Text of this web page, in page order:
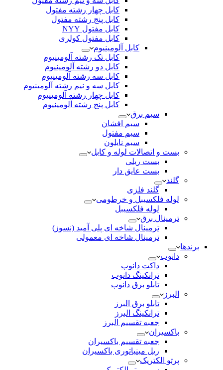
کابل چهار رشته مفتول
کابل پنج رشته مفتول
کابل مفتول NYY
کابل مفتول کولری
کابل آلومینیوم
کابل تک رشته آلومینیوم
کابل دو رشته آلومینیوم
کابل سه رشته آلومینیوم
کابل سه و نیم رشته آلومینیوم
کابل چهار رشته آلومینیوم
کابل پنج رشته آلومینیوم
سیم برق
سیم افشان
سیم مفتول
سیم نایلون
بست و اتصالات لوله و کابل
بست ریلی
بست عایق دار
گلند
گلند فلزی
لوله فلکسیبل و خرطومی
لوله فلکسیبل
ترمینال برق
ترمینال شاخه ای پلی آمید (نسوز)
ترمینال شاخه ای معمولی
برندها
دانوب
داکت دانوب
ترانکینگ دانوب
تابلو برق دانوب
البرز
تابلو برق البرز
ترانکینگ البرز
جعبه تقسیم البرز
باکسیران
جعبه تقسیم باکسیران
ریل مینیاتوری باکسیران
پرتو الکتریک